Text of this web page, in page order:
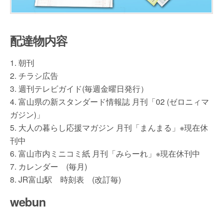
配達物内容
1. 朝刊
2. チラシ広告
3. 週刊テレビガイド(毎週金曜日発行）
4. 富山県の新スタンダード情報誌 月刊「02 (ゼロニィマ
ガジン)」
5. 大人の暮らし応援マガジン 月刊「まんまる」※現在休
刊中
6. 富山市内ミニコミ紙 月刊「みらーれ」※現在休刊中
7. カレンダー (毎月)
8. JR富山駅 時刻表 (改訂毎)
webun